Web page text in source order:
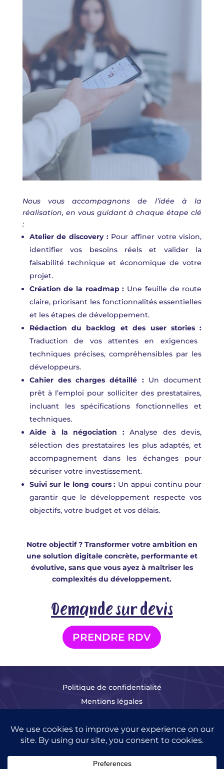
Nous vous accompagnons de l’idée à la
réalisation, en vous guidant à chaque étape clé
:
Atelier de discovery :Pour affiner votre vision,
identifier vos besoins réels et valider la
faisabilité technique et économique de votre
projet.
Création de la roadmap : Une feuille de route
claire, priorisant les fonctionnalités essentielles
et les étapes de développement.
Rédaction du backlog et des user stories :
Traduction de vos attentes en exigences
techniques précises, compréhensibles par les
développeurs.
Cahier des charges détaillé :Un document
prêt à l’emploi pour solliciter des prestataires,
incluant les spécifications fonctionnelles et
techniques.
Aide à la négociation :Analyse des devis,
sélection des prestataires les plus adaptés, et
accompagnement dans les échanges pour
sécuriser votre investissement.
Suivi sur le long cours: Un appui continu pour
garantir que le développement respecte vos
objectifs, votre budget et vos délais.
Notre objectif ? Transformer votre ambition en
une solution digitale concrète, performante et
évolutive, sans que vous ayez à maîtriser les
complexités du développement.
Demande sur devis
PRENDRE RDV
Politique de confidentialité
Mentions légales